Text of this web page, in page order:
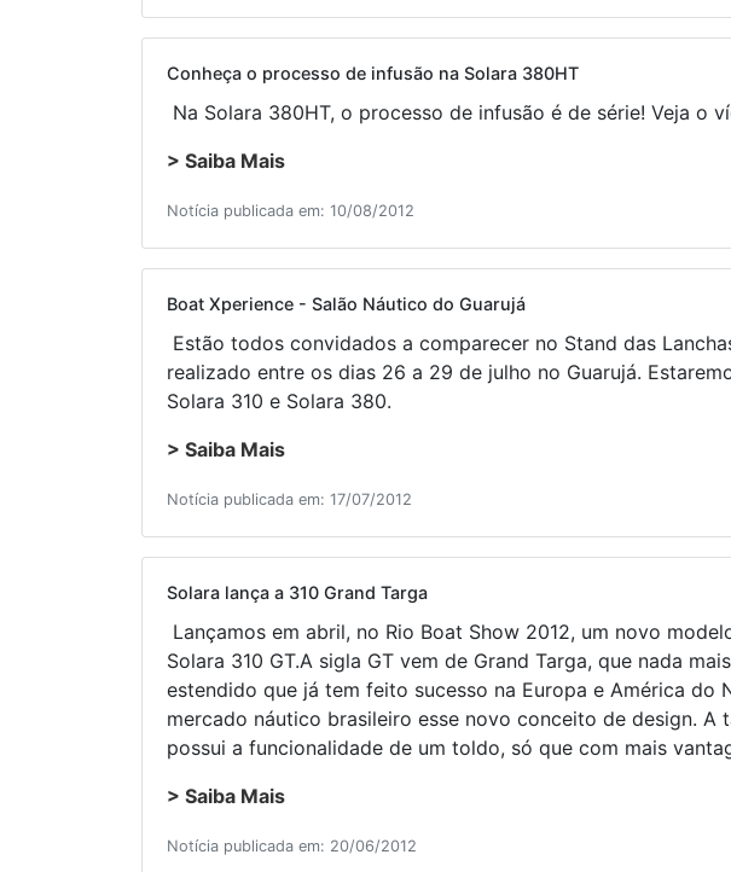
Conheça o processo de infusão na Solara 380HT
Na Solara 380HT, o processo de infusão é de série! Veja o
> Saiba Mais
Notícia publicada em: 10/08/2012
Boat Xperience - Salão Náutico do Guarujá
Estão todos convidados a comparecer no Stand das
realizado entre os dias 26 a 29 de julho no Guarujá.
Solara 310 e Solara 380.
> Saiba Mais
Notícia publicada em: 17/07/2012
Solara lança a 310 Grand Targa
Lançamos em abril, no Rio Boat Show 2012, um novo
Solara 310 GT.A sigla GT vem de Grand Targa, que nada
estendido que já tem feito sucesso na Europa e América do
mercado náutico brasileiro esse novo conceito de design. A
possui a funcionalidade de um toldo, só que com mais
> Saiba Mais
Notícia publicada em: 20/06/2012